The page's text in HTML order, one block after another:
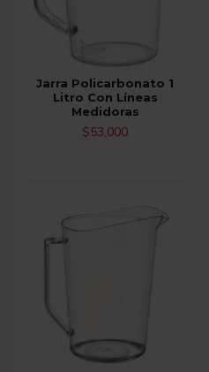
Jarra Policarbonato 1
Litro Con Líneas
Medidoras
$53,000